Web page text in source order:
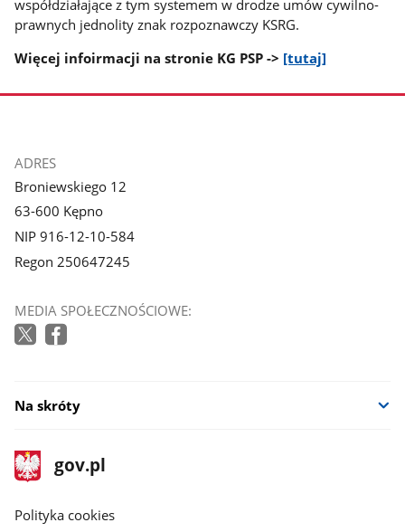
współdziałające z tym systemem w drodze umów cywilno-
prawnych jednolity znak rozpoznawczy KSRG.
Więcej infoirmacji na stronie KG PSP -> [tutaj]
stopka
ADRES
Broniewskiego 12
63-600 Kępno
NIP 916-12-10-584
Regon 250647245
MEDIA SPOŁECZNOŚCIOWE:
Na skróty
stopka
gov.pl
Strona
gov.pl
gov.pl
Polityka cookies